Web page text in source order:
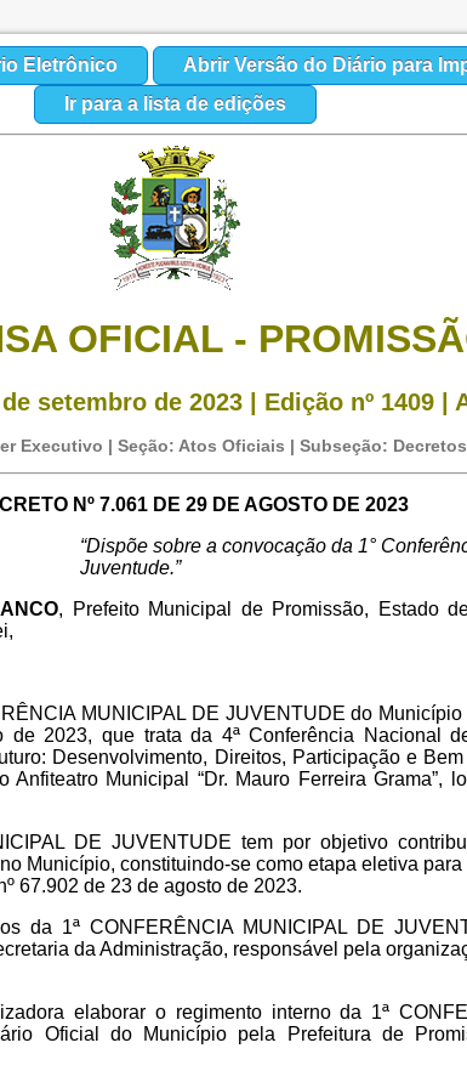
Eletrônico
Abrir Versão do Diário para
Ir para a lista de edições
OFICIAL -
setembro de 2023 | Edição nº 1409 |
Executivo | Seção: Atos Oficiais | Subseção: Decretos
Nº 7.061 DE 29 DE AGOSTO DE 2023
“Dispõe sobre a convocação da 1°
Juventude.”
, Prefeito Municipal de Promissão, Estado
MUNICIPAL DE JUVENTUDE do
2023, que trata da 4ª Conferência Nacional
Desenvolvimento, Direitos, Participação e
Municipal “Dr. Mauro Ferreira Grama”,
DE JUVENTUDE tem por objetivo
Município, constituindo-se como etapa eletiva para
67.902 de 23 de agosto de 2023.
da 1ª CONFERÊNCIA MUNICIPAL DE
da Administração, responsável pela
elaborar o regimento interno da 1ª
Oficial do Município pela Prefeitura de